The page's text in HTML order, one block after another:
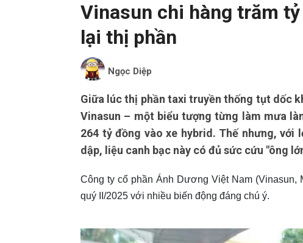
Vinasun chi hàng trăm
lại thị phần
Ngọc Diệp
Giữa lúc thị phần taxi truyền thống tụt dốc
Vinasun – một biểu tượng từng làm mưa
264 tỷ đồng vào xe hybrid. Thế nhưng, với
dập, liệu canh bạc này có đủ sức cứu "ông
Công ty cổ phần Ánh Dương Việt Nam (Vinasun,
quý II/2025 với nhiều biến động đáng chú ý.